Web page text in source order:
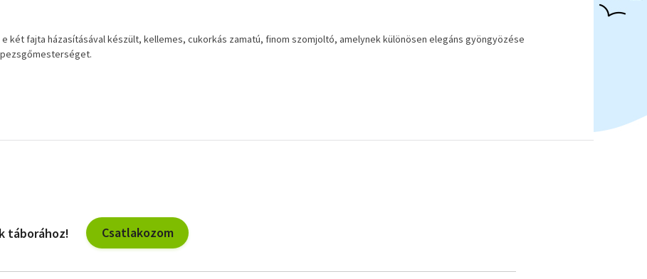
két fajta házasításával készült, kellemes, cukorkás zamatú, finom szomjoltó, amelynek különösen elegáns gyöngyözése
táborához! Csatlakozom